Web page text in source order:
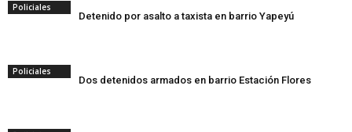
Policiales
Detenido por asalto a taxista en barrio Yapeyú
Policiales
Dos detenidos armados en barrio Estación Flores